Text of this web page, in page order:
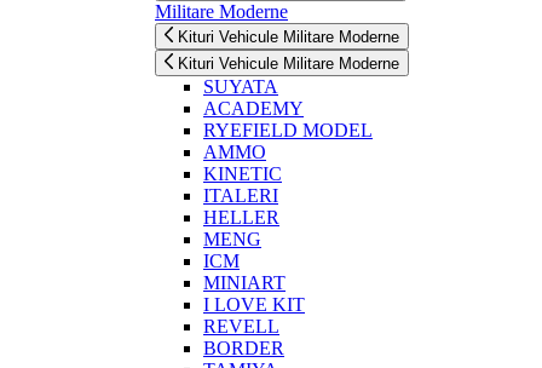
Militare Moderne
Kituri Vehicule Militare Moderne
Kituri Vehicule Militare Moderne
SUYATA
ACADEMY
RYEFIELD MODEL
AMMO
KINETIC
ITALERI
HELLER
MENG
ICM
MINIART
I LOVE KIT
REVELL
BORDER